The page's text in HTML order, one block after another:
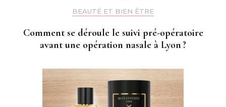
BEAUTÉ ET BIEN ÊTRE
Comment se déroule le suivi pré-opératoire
avant une opération nasale à Lyon ?